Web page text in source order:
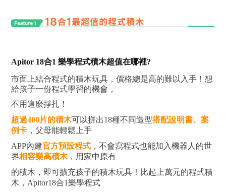
Apitor 18合1 樂學程式積木超值在哪裡?
市面上結合程式的積木玩具，價格總是高的難以入手！想
給孩子一份程式學習的機會，
不用這麼掙扎！
超過400片的積木可以拼出18種不同造型搭配說明書、案
例卡 ，父母能輕鬆上手
APP內建官方預設程式 ，不會寫程式也能加入機器人的世
界相容樂高積木，用家中原有
的積木，即可擴充孩子的積木玩具！ 比起上萬元的程式積
木，Apitor18合1樂學程式